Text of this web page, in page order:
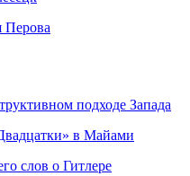
Перова
подходе Запада
в Майами
слов о Гитлере